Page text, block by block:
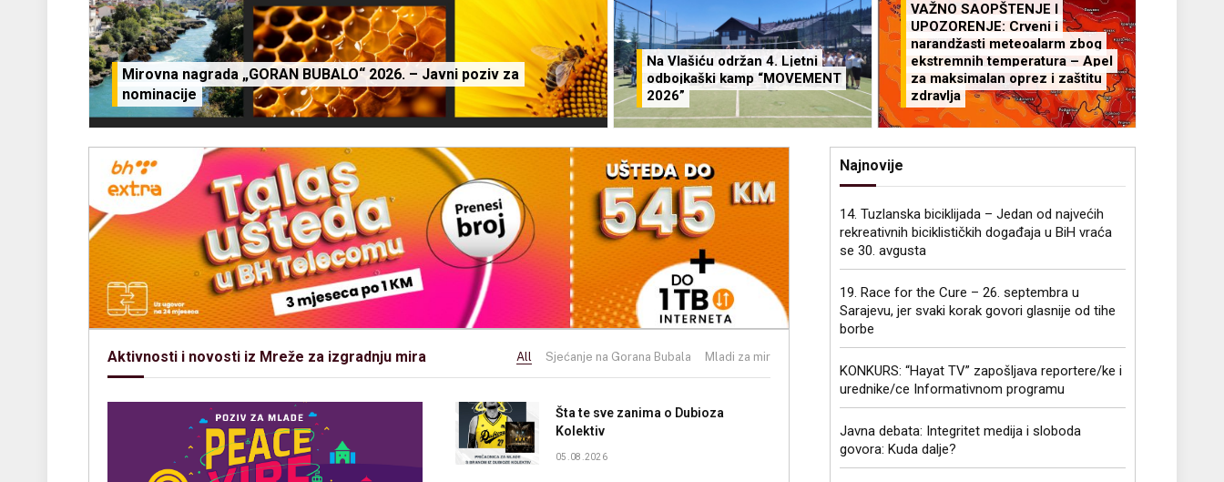
Mirovna nagrada „GORAN BUBALO“ 2026. – Javni poziv za
nominacije
Na Vlašiću održan 4. Ljetni
odbojkaški kamp “MOVEMENT
2026”
VAŽNO SAOPŠTENJE I
UPOZORENJE: Crveni i
narandžasti meteoalarm zbog
ekstremnih temperatura – Apel
za maksimalan oprez i zaštitu
zdravlja
Aktivnosti i novosti iz Mreže za izgradnju mira All Sjećanje na Gorana Bubala Mladi za mir
Šta te sve zanima o Dubioza
Kolektiv
05.08.2026
Najnovije
14. Tuzlanska biciklijada – Jedan od najvećih
rekreativnih biciklističkih događaja u BiH vraća
se 30. avgusta
19. Race for the Cure – 26. septembra u
Sarajevu, jer svaki korak govori glasnije od tihe
borbe
KONKURS: “Hayat TV” zapošljava reportere/ke i
urednike/ce Informativnom programu
Javna debata: Integritet medija i sloboda
govora: Kuda dalje?